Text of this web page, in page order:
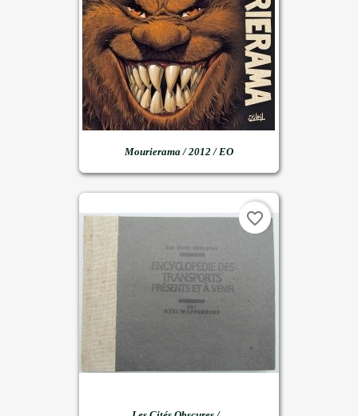
Mourierama / 2012 / EO
favorite_border